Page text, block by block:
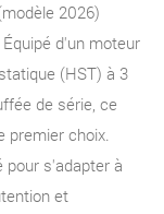
2026)
d'un moteur
(HST) à 3
de série, ce
premier choix.
pour s'adapter à
et